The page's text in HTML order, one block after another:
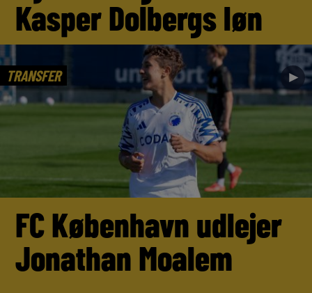
Kasper Dolbergs løn
TRANSFER ►
FC København udlejer
Jonathan Moalem